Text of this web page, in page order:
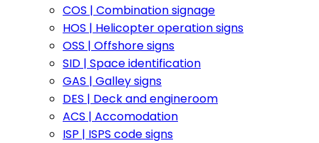
COS | Combination signage
HOS | Helicopter operation signs
OSS | Offshore signs
SID | Space identification
GAS | Galley signs
DES | Deck and engineroom
ACS | Accomodation
ISP | ISPS code signs